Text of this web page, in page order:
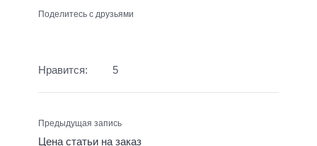
Поделитесь с друзьями
Нравится: 5
Предыдущая запись
Цена статьи на заказ